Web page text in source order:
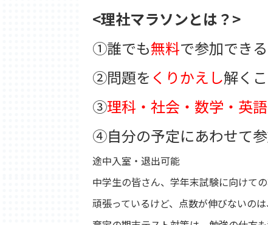
<理社マラソンとは？>
①誰でも無料で参加でき
②問題を くりかえし解く
③理科・社会・数学・英
④自分の予定にあわせて参
途中入室・退出可能
中学生の皆さん、学年末試験に向けて
頑張っているけど、点数が伸びないの